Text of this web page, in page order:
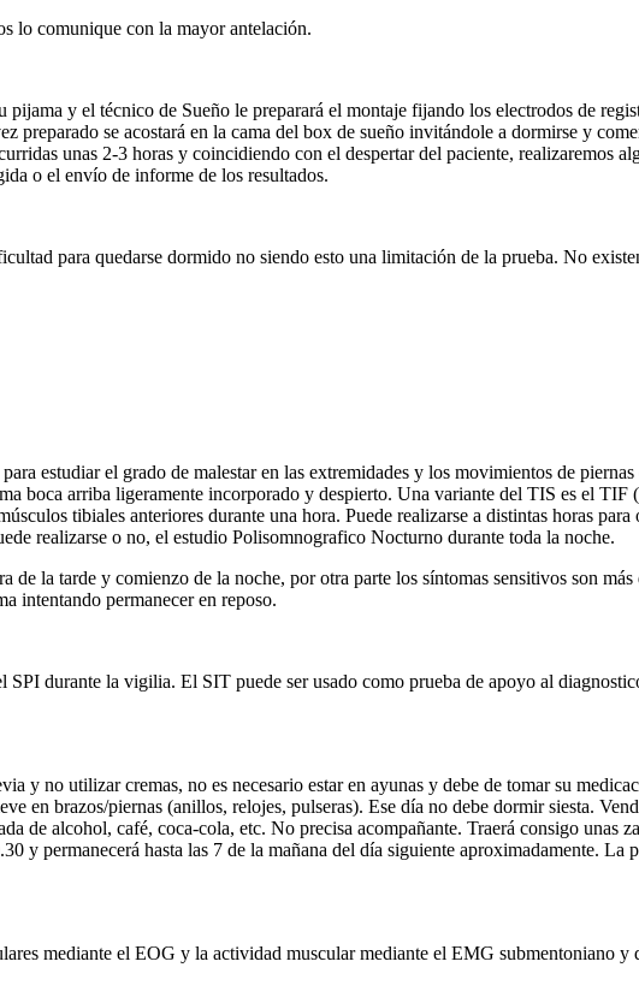
lo comunique con la mayor antelación.
pijama y el técnico de Sueño le preparará el montaje fijando los electrodos de
se acostará en la cama del box de sueño invitándole a dormirse y
unas 2-3 horas y coincidiendo con el despertar del paciente, realizaremos
o el envío de informe de los resultados.
para quedarse dormido no siendo esto una limitación de la prueba. No
estudiar el grado de malestar en las extremidades y los movimientos de
boca arriba ligeramente incorporado y despierto. Una variante del TIS es el
tibiales anteriores durante una hora. Puede realizarse a distintas horas
realizarse o no, el estudio Polisomnografico Nocturno durante toda la noche.
de la tarde y comienzo de la noche, por otra parte los síntomas sensitivos son
intentando permanecer en reposo.
durante la vigilia. El SIT puede ser usado como prueba de apoyo al
y no utilizar cremas, no es necesario estar en ayunas y debe de tomar su
en brazos/piernas (anillos, relojes, pulseras). Ese día no debe dormir siesta.
de alcohol, café, coca-cola, etc. No precisa acompañante. Traerá consigo unas
y permanecerá hasta las 7 de la mañana del día siguiente aproximadamente. La
mediante el EOG y la actividad muscular mediante el EMG submentoniano y